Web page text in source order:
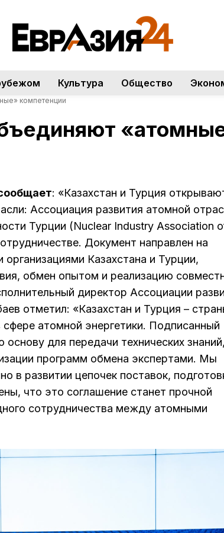
Культура Общество
компетенции
: «Казахстан и Турция
Ассоциация развития атомной
Турции (Nuclear Industry Association
Документ направлен на
Казахстана и Турции,
обмен опытом и реализацию
директор Ассоциации
отметил: «Казахстан и Турция –
атомной энергетики. Подписанный
для передачи технических
программ обмена экспертами. Мы
в развитии цепочек поставок,
что это соглашение станет прочной
сотрудничества между атомными